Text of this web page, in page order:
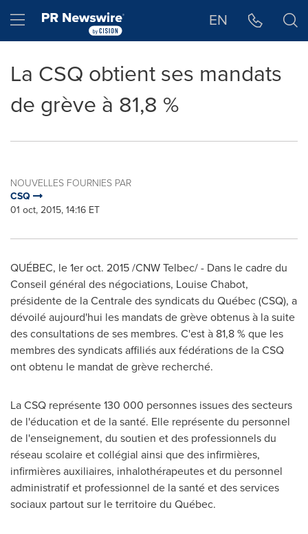
Hamburger menu EN
La CSQ obtient ses mandats
de grève à 81,8 %
NOUVELLES FOURNIES PAR
CSQ
01 oct, 2015, 14:16 ET
QUÉBEC, le 1eroct. 2015/CNW Telbec/ - Dans le cadre du
Conseil général des négociations, Louise Chabot,
présidente de la Centrale des syndicats du Québec (CSQ), a
dévoilé aujourd'hui les mandats de grève obtenus à la suite
des consultations de ses membres. C'est à 81,8 % que les
membres des syndicats affiliés aux fédérations de la CSQ
ont obtenu le mandat de grève recherché.
La CSQ représente 130 000 personnes issues des secteurs
de l'éducation et de la santé. Elle représente du personnel
de l'enseignement, du soutien et des professionnels du
réseau scolaire et collégial ainsi que des infirmières,
infirmières auxiliaires, inhalothérapeutes et du personnel
administratif et professionnel de la santé et des services
sociaux partout sur le territoire du Québec.